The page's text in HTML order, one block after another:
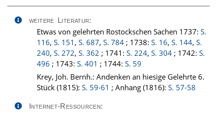
weitere Literatur:
Etwas von gelehrten Rostockschen Sachen 1737: S.
116, S. 151 , S. 687, S. 784 ; 1738: S. 16, S. 144, S.
240, S. 272, S. 362 ; 1741: S. 224, S. 304 ; 1742: S.
496 ; 1743: S. 401 ; 1744: S. 59
Krey, Joh. Bernh.: Andenken an hiesige Gelehrte 6.
Stück (1815): S. 59-61 ; Anhang (1816): S. 57-58
Internet-Ressourcen: